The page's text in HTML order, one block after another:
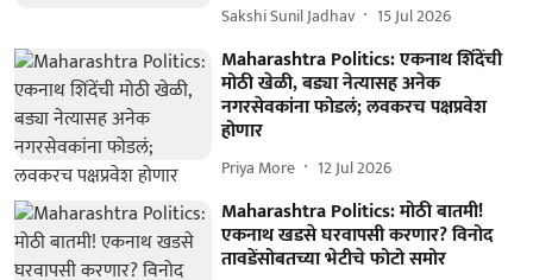
Sakshi Sunil Jadhav 15 Jul 2026
Maharashtra Politics: एकनाथ शिंदेंची
मोठी खेळी, बड्या नेत्यासह अनेक
नगरसेवकांना फोडलं; लवकरच पक्षप्रवेश
होणार
Priya More 12 Jul 2026
Maharashtra Politics: मोठी बातमी!
एकनाथ खडसे घरवापसी करणार? विनोद
तावडेंसोबतच्या भेटीचे फोटो समोर